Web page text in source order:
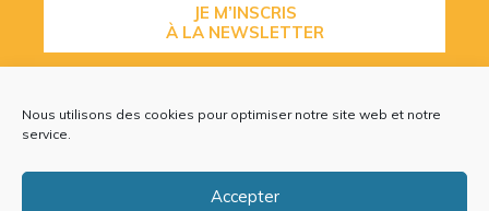
Nous utilisons des cookies pour optimiser notre site web et notre
service.
Accepter
JE M’INSCRIS
À LA NEWSLETTER